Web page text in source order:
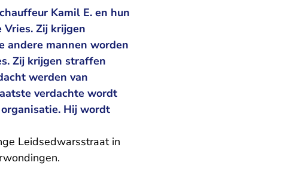
Kamil E. en hun
Vries. Zij krijgen
andere mannen worden
Zij krijgen straffen
werden van
verdachte wordt
Hij wordt
Leidsedwarsstraat in